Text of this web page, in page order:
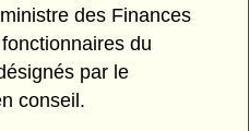
des Finances
du
par le
conseil.